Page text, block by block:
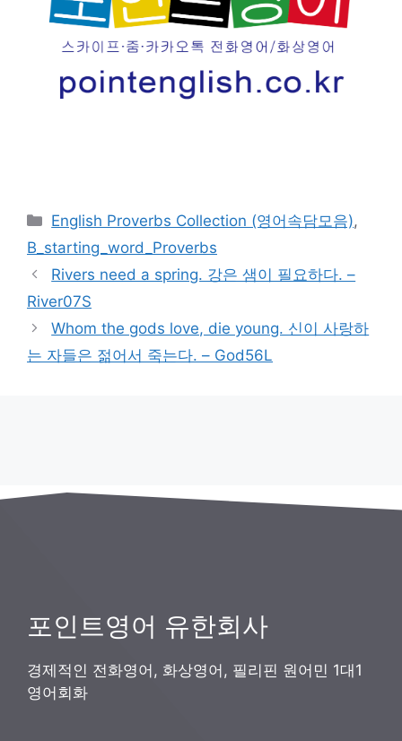
카
테
리
English Proverbs Collection (영어속담모음),
B_starting_word_Proverbs
Rivers need a spring. 강은 샘이 필요하다. –
River07S
Whom the gods love, die young. 신이 사랑하
는 자들은 젊어서 죽는다. – God56L
포인트영어 유한회사
경제적인 전화영어, 화상영어, 필리핀 원어민 1대1
영어회화